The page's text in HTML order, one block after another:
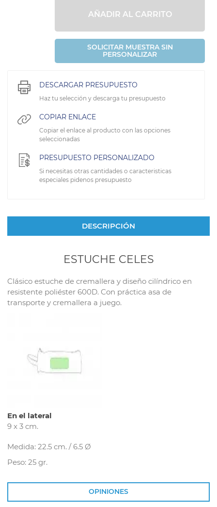
AÑADIR AL CARRITO
SOLICITAR MUESTRA SIN
PERSONALIZAR
DESCARGAR PRESUPUESTO
Haz tu selección y descarga tu presupuesto
COPIAR ENLACE
Copiar el enlace al producto con las opciones
seleccionadas
PRESUPUESTO PERSONALIZADO
Si necesitas otras cantidades o caracteristicas
especiales pidenos presupuesto
DESCRIPCIÓN
ESTUCHE CELES
Clásico estuche de cremallera y diseño cilíndrico en
resistente poliéster 600D. Con práctica asa de
transporte y cremallera a juego.
En el lateral
9 x 3 cm.
Medida: 22.5 cm. / 6.5 Ø
Peso: 25 gr.
OPINIONES